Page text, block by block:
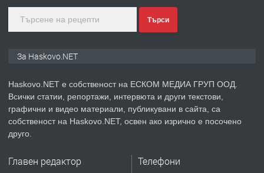
преди 5 дни
ПРЕДЛАГА
Продавам парцел в гр. Хасково кв.
Търси
За Haskovo.NET
Haskovo.NET е собственост на ЕСКОМ МЕДИА ГРУП ООД.
Всички статии, репортажи, интервюта и други текстови,
графични и видео материали, публикувани в сайта, са
собственост на Haskovo.NET, освен ако изрично е посочено
друго.
Главен редактор Телефони